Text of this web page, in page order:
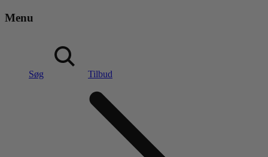
Menu
Søg Tilbud